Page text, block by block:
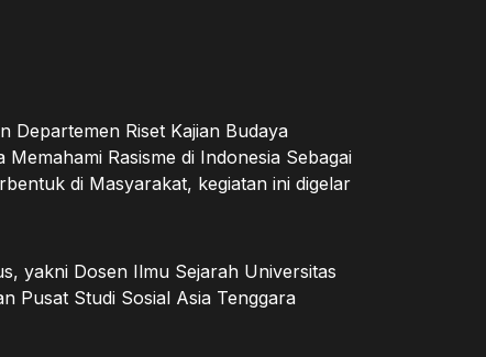
Departemen Riset Kajian Budaya
Rasisme di Indonesia Sebagai
di Masyarakat, kegiatan ini digelar
yakni Dosen Ilmu Sejarah Universitas
Pusat Studi Sosial Asia Tenggara